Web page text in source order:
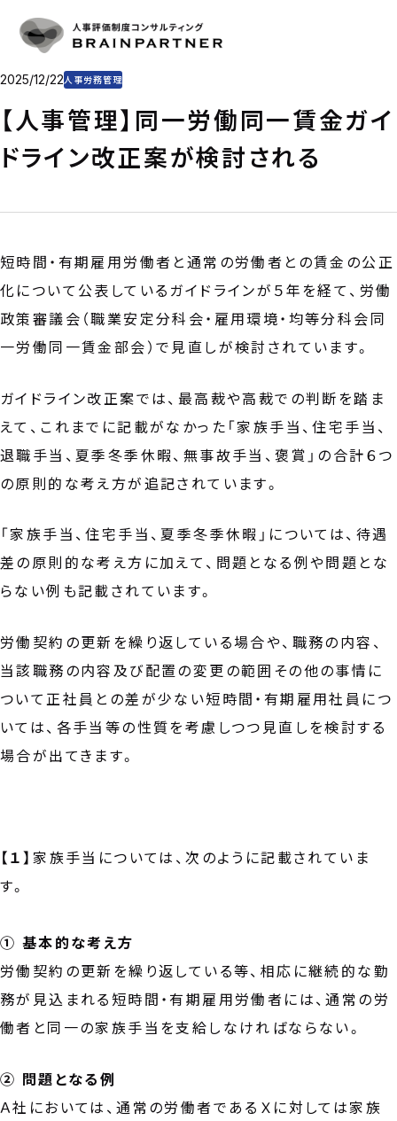
SERVICE
人事評価・目標管理の重要性とアプローチ
人事評価制度の仕組み作り
目標管理制度の仕組み作り
制度運用を支援
導入事例
プラン・料金
コンサルタント
CONSULTANT
コラム
COLUMN
CONTACT
お電話をご利用の方
03-6325-1715
受付時間 10:00〜18:00（土日祝日定休）
2025/12/22人事労務管理
【人事管理】同一労働同一賃金ガイ
ドライン改正案が検討される
短時間・有期雇用労働者と通常の労働者との賃金の公正
化について公表しているガイドラインが５年を経て、労働
政策審議会（職業安定分科会・雇用環境・均等分科会同
一労働同一賃金部会）で見直しが検討されています。
ガイドライン改正案では、最高裁や高裁での判断を踏ま
えて、これまでに記載がなかった「家族手当、住宅手当、
退職手当、夏季冬季休暇、無事故手当、褒賞」の合計６つ
の原則的な考え方が追記されています。
「家族手当、住宅手当、夏季冬季休暇」については、待遇
差の原則的な考え方に加えて、問題となる例や問題とな
らない例も記載されています。
労働契約の更新を繰り返している場合や、職務の内容、
当該職務の内容及び配置の変更の範囲その他の事情に
ついて正社員との差が少ない短時間・有期雇用社員につ
いては、各手当等の性質を考慮しつつ見直しを検討する
場合が出てきます。
【１】家族手当については、次のように記載されていま
す。
① 基本的な考え方
労働契約の更新を繰り返している等、相応に継続的な勤
務が見込まれる短時間・有期雇用労働者には、通常の労
働者と同一の家族手当を支給しなければならない。
② 問題となる例
Ａ社においては、通常の労働者であるＸに対しては家族